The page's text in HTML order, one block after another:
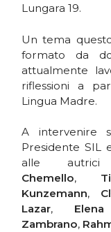
Lungara 19.
Un tema
formato da
attualmente
riflessioni a
Lingua Madre.
A intervenire
Presidente SIL
alle
Chemello,
Kunzemann,
Lazar,
Zambrano,